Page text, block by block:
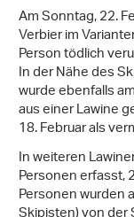
Abbildung 13:
Mittel am